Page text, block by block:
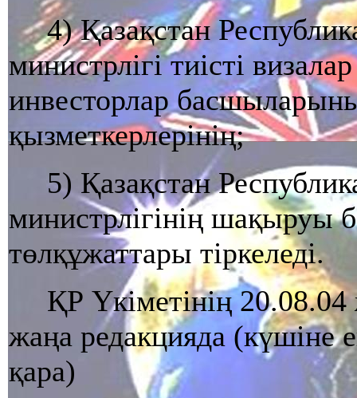
4) Қазақстан
министрлiгi тиiстi
инвесторлар
қызметкерлерiнiң;
5) Қазақстан
министрлiгiнiң шақыруы
төлқұжаттары тiркеледi.
ҚР Үкіметінің
жаңа редакцияда (күшіне
қара)